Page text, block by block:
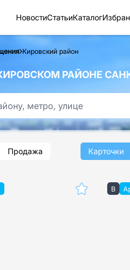
НовостиСтатьиКаталог
Кировский район
РАЙОНЕ
Продажа Карточки
B